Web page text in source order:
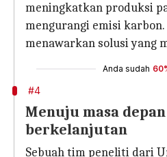
meningkatkan produksi
mengurangi emisi karbon.
menawarkan solusi yang
Anda sudah
#4
Menuju masa
berkelanjutan
Sebuah tim peneliti dari